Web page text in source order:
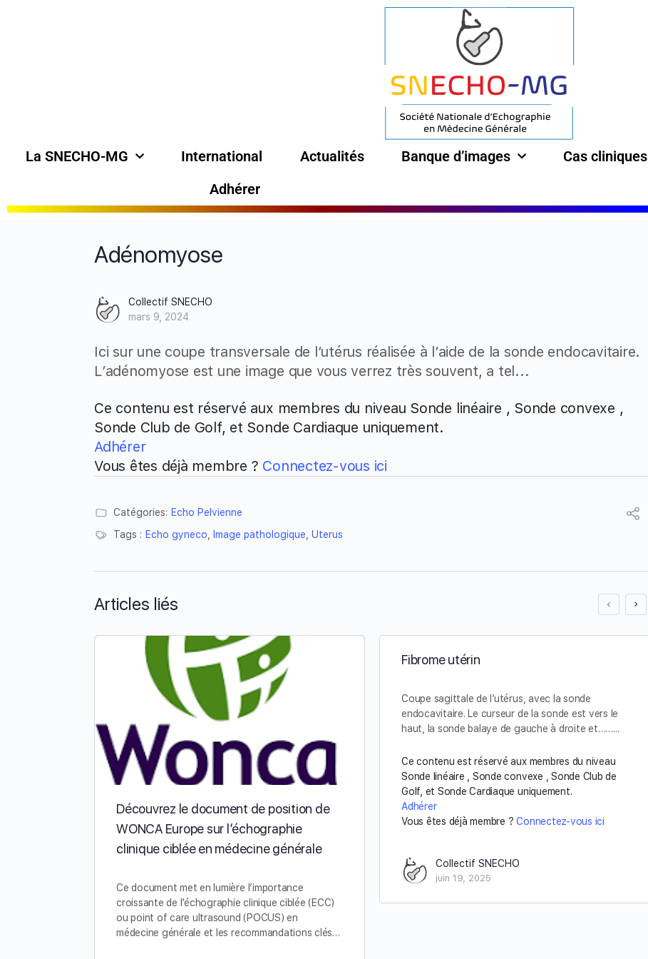
La SNECHO-MG International Actualités Banque d’images Cas cliniques
Adhérer
Adénomyose
Collectif SNECHO
mars 9, 2024
Ici sur une coupe transversale de l’utérus réalisée à l’aide de la sonde endocavitaire.
L’adénomyose est une image que vous verrez très souvent, a tel...
Ce contenu est réservé aux membres du niveau Sonde linéaire , Sonde convexe ,
Sonde Club de Golf, et Sonde Cardiaque uniquement.
Adhérer
Vous êtes déjà membre ? Connectez-vous ici
Catégories: Echo Pelvienne
Tags : Echo gyneco Image pathologique Uterus
Articles liés
Découvrez le document de position de
WONCA Europe sur l’échographie
clinique ciblée en médecine générale
Ce document met en lumière l’importance
croissante de l’échographie clinique ciblée (ECC)
ou point of care ultrasound (POCUS) en
médecine générale et les recommandations clés…
Fibrome utérin
Coupe sagittale de l’utérus, avec la sonde
endocavitaire. Le curseur de la sonde est vers le
haut, la sonde balaye de gauche à droite et……...
Ce contenu est réservé aux membres du niveau
Sonde linéaire , Sonde convexe , Sonde Club de
Golf, et Sonde Cardiaque uniquement.
Adhérer
Vous êtes déjà membre ?Connectez-vous ici
Collectif SNECHO
juin 19, 2025